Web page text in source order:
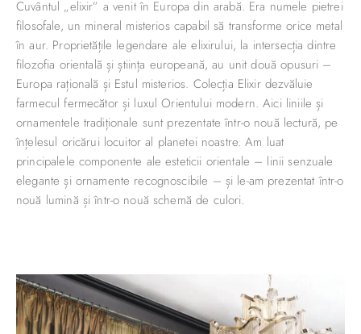
Cuvântul „elixir” a venit în Europa din arabă. Era numele pietrei
filosofale, un mineral misterios capabil să transforme orice metal
în aur. Proprietățile legendare ale elixirului, la intersecția dintre
filozofia orientală și știința europeană, au unit două opusuri –
Europa rațională și Estul misterios. Colecția Elixir dezvăluie
farmecul fermecător și luxul Orientului modern. Aici liniile și
ornamentele tradiționale sunt prezentate într-o nouă lectură, pe
înțelesul oricărui locuitor al planetei noastre. Am luat
principalele componente ale esteticii orientale – linii senzuale
elegante și ornamente recognoscibile – și le-am prezentat într-o
nouă lumină și într-o nouă schemă de culori.